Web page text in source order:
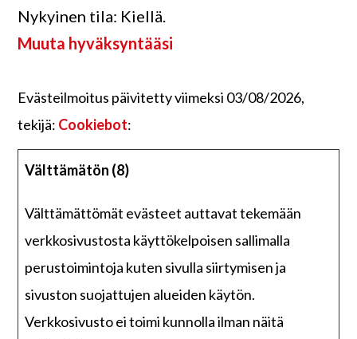
Nykyinen tila: Kiellä.
Muuta hyväksyntääsi
Evästeilmoitus päivitetty viimeksi 03/08/2026,
tekijä: Cookiebot:
Välttämätön (8)
Välttämättömät evästeet auttavat tekemään
verkkosivustosta käyttökelpoisen sallimalla
perustoimintoja kuten sivulla siirtymisen ja
sivuston suojattujen alueiden käytön.
Verkkosivusto ei toimi kunnolla ilman näitä